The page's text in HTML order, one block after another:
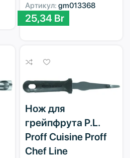
Артикул: gm013368
25,34 Br
Нож для
грейпфрута P.L.
Proff Cuisine Proff
Chef Line